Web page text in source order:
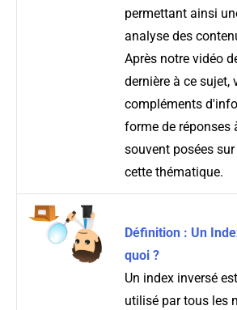
permettant ainsi
analyse des
Après notre vidéo
dernière à ce sujet,
compléments
forme de réponses
souvent posées
cette thématique.
Définition : Un
quoi ?
Un index inversé
utilisé par tous les